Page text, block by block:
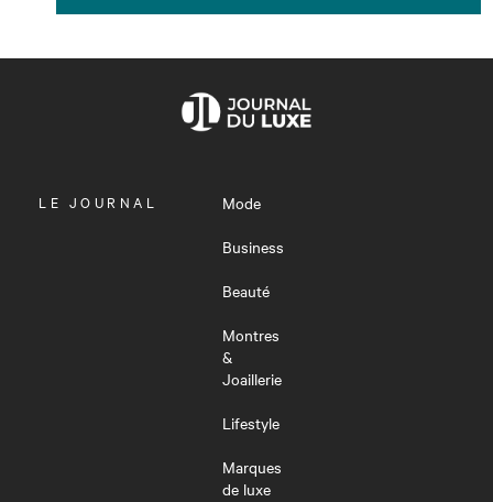
OUVRIR
LE JOURNAL
Mode
Business
Beauté
Montres
&
Joaillerie
Lifestyle
Marques
de luxe